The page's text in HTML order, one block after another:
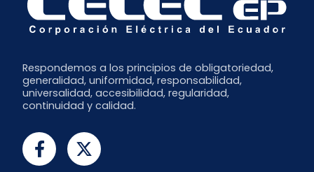
Respondemos a los principios de obligatoriedad,
generalidad, uniformidad, responsabilidad,
universalidad, accesibilidad, regularidad,
continuidad y calidad.